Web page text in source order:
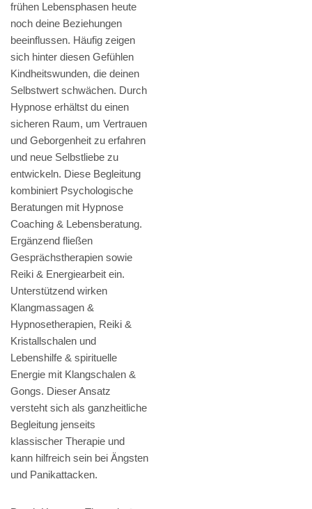
frühen Lebensphasen heute
noch deine Beziehungen
beeinflussen. Häufig zeigen
sich hinter diesen Gefühlen
Kindheitswunden, die deinen
Selbstwert schwächen. Durch
Hypnose erhältst du einen
sicheren Raum, um Vertrauen
und Geborgenheit zu erfahren
und neue Selbstliebe zu
entwickeln. Diese Begleitung
kombiniert Psychologische
Beratungen mit Hypnose
Coaching & Lebensberatung.
Ergänzend fließen
Gesprächstherapien sowie
Reiki & Energiearbeit ein.
Unterstützend wirken
Klangmassagen &
Hypnosetherapien, Reiki &
Kristallschalen und
Lebenshilfe & spirituelle
Energie mit Klangschalen &
Gongs. Dieser Ansatz
versteht sich als ganzheitliche
Begleitung jenseits
klassischer Therapie und
kann hilfreich sein bei Ängsten
und Panikattacken.